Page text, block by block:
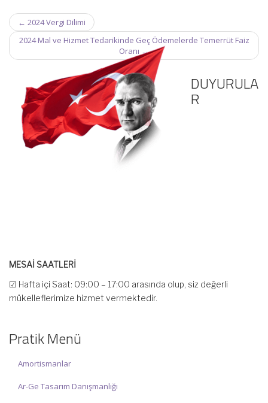
Post
navigation
← 2024 Vergi Dilimi
2024 Mal ve Hizmet Tedarikinde Geç Ödemelerde Temerrüt Faiz
Oranı →
DUYURULA
R
MESAİ SAATLERİ
☑ Hafta içi Saat: 09:00 – 17:00 arasında olup, siz değerli
mükelleflerimize hizmet vermektedir.
İlgi ve anlayışınız için İNCİ MUHASEBE MÜŞAVİRLİK Ailesi olarak
teşekkür ederiz.
Pratik Menü
Amortismanlar
Ar-Ge Tasarım Danışmanlığı